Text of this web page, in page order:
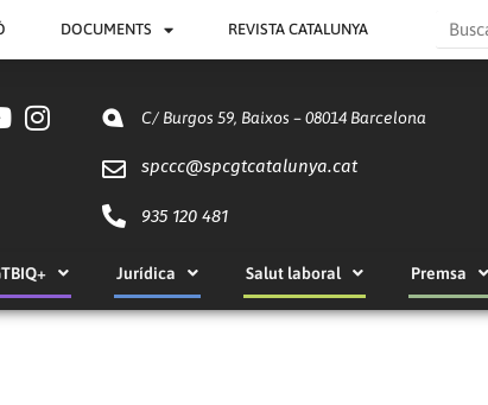
DOCUMENTS REVISTA CATALUNYA Search
C/ Burgos 59, Baixos – 08014 Barcelona
spccc@spcgtcatalunya.cat
935 120 481
Jurídica Salut laboral Premsa